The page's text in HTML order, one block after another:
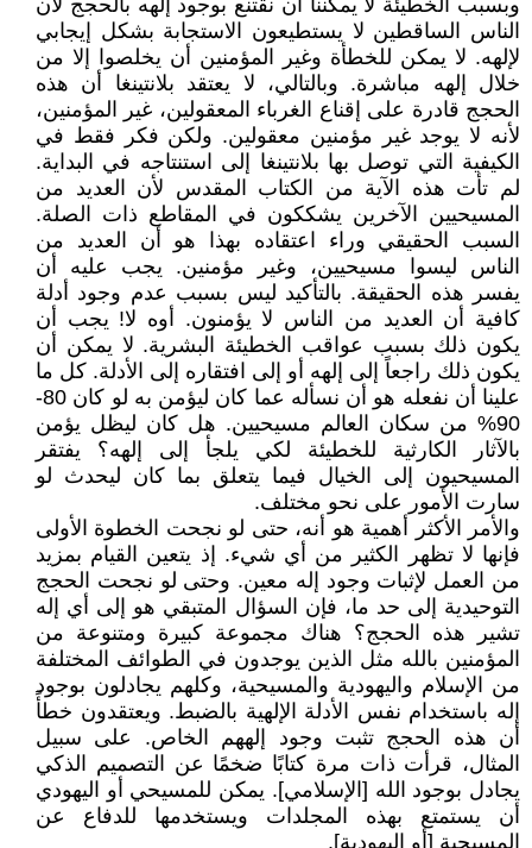
وبسبب الخطيئة لا يمكننا أن نقتنع بوجود إلهه بالحجج لأن
الناس الساقطين لا يستطيعون الاستجابة بشكل إيجابي
لإلهه. لا يمكن للخطأة وغير المؤمنين أن يخلصوا إلا من
خلال إلهه مباشرة. وبالتالي، لا يعتقد بلانتينغا أن هذه
الحجج قادرة على إقناع الغرباء المعقولين، غير المؤمنين،
لأنه لا يوجد غير مؤمنين معقولين. ولكن فكر فقط في
الكيفية التي توصل بها بلانتينغا إلى استنتاجه في البداية.
لم تأت هذه الآية من الكتاب المقدس لأن العديد من
المسيحيين الآخرين يشككون في المقاطع ذات الصلة.
السبب الحقيقي وراء اعتقاده بهذا هو أن العديد من
الناس ليسوا مسيحيين، وغير مؤمنين. يجب عليه أن
يفسر هذه الحقيقة. بالتأكيد ليس بسبب عدم وجود أدلة
كافية أن العديد من الناس لا يؤمنون. أوه لا! يجب أن
يكون ذلك بسبب عواقب الخطيئة البشرية. لا يمكن أن
يكون ذلك راجعاً إلى إلهه أو إلى افتقاره إلى الأدلة. كل ما
علينا أن نفعله هو أن نسأله عما كان ليؤمن به لو كان 80-
90% من سكان العالم مسيحيين. هل كان ليظل يؤمن
بالآثار الكارثية للخطيئة لكي يلجأ إلى إلهه؟ يفتقر
المسيحيون إلى الخيال فيما يتعلق بما كان ليحدث لو
سارت الأمور على نحو مختلف.
والأمر الأكثر أهمية هو أنه، حتى لو نجحت الخطوة الأولى
فإنها لا تظهر الكثير من أي شيء. إذ يتعين القيام بمزيد
من العمل لإثبات وجود إله معين. وحتى لو نجحت الحجج
التوحيدية إلى حد ما، فإن السؤال المتبقي هو إلى أي إله
تشير هذه الحجج؟ هناك مجموعة كبيرة ومتنوعة من
المؤمنين بالله مثل الذين يوجدون في الطوائف المختلفة
من الإسلام واليهودية والمسيحية، وكلهم يجادلون بوجود
إله باستخدام نفس الأدلة الإلهية بالضبط. ويعتقدون خطأً
أن هذه الحجج تثبت وجود إلههم الخاص. على سبيل
المثال، قرأت ذات مرة كتابًا ضخمًا عن التصميم الذكي
يجادل بوجود الله [الإسلامي]. يمكن للمسيحي أو اليهودي
أن يستمتع بهذه المجلدات ويستخدمها للدفاع عن
المسيحية [أو اليهودية].